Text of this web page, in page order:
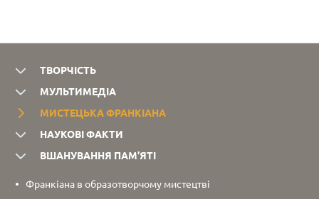
ТВОРЧІСТЬ
МУЛЬТИМЕДІА
МИСТЕЦЬКА ФРАНКІАНА
НАУКОВІ ФАКТИ
ВШАНУВАННЯ ПАМ’ЯТІ
Франкіана в образотворчому мистецтві